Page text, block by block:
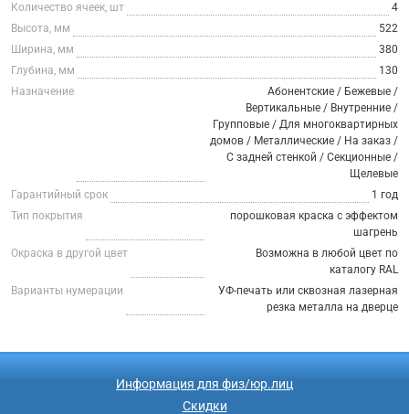
Количество ячеек, шт
4
Высота, мм
522
Ширина, мм
380
Глубина, мм
130
Назначение
Абонентские / Бежевые /
Вертикальные / Внутренние /
Групповые / Для многоквартирных
домов / Металлические / На заказ /
С задней стенкой / Секционные /
Щелевые
Гарантийный срок
1 год
Тип покрытия
порошковая краска с эффектом
шагрень
Окраска в другой цвет
Возможна в любой цвет по
каталогу RAL
Варианты нумерации
УФ-печать или сквозная лазерная
резка металла на дверце
Информация для физ/юр.лиц
Скидки